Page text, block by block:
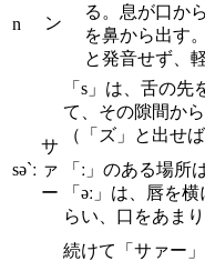
n ン
る。息が口か
を鼻から出す
と発音せず、
sə`ː
サ
ァ
ー
「s」は、舌の
て、その隙間か
（「ズ」と出せ
「ː」のある場所
「əː」は、唇を
らい、口をあま
続けて「サァー」